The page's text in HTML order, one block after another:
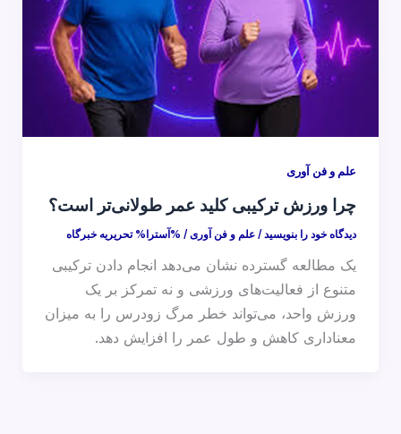
علم و فن آوری
چرا ورزش ترکیبی کلید عمر طولانی‌تر است؟
دیدگاه‌ خود را بنویسید / علم و فن آوری/ %آسترا% تحریریه خبرگاه
یک مطالعه گسترده نشان می‌دهد انجام دادن ترکیبی
متنوع از فعالیت‌های ورزشی و نه تمرکز بر یک
ورزش واحد، می‌تواند خطر مرگ زودرس را به‌ میزان
معناداری کاهش و طول عمر را افزایش دهد.